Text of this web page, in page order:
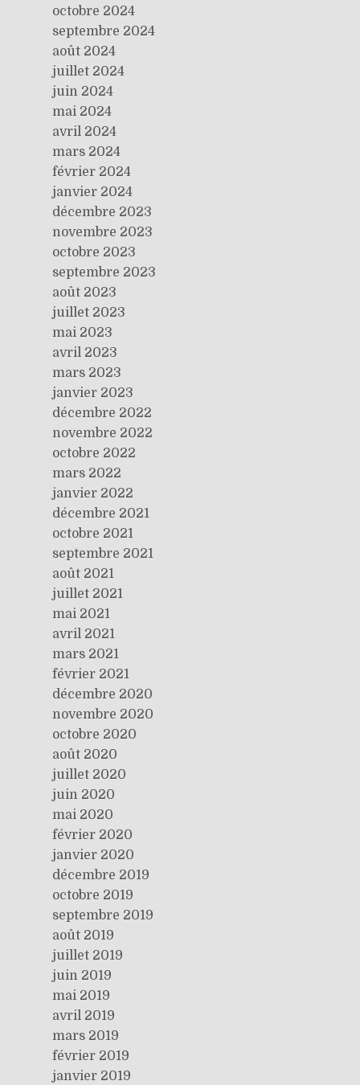
octobre 2024
septembre 2024
août 2024
juillet 2024
juin 2024
mai 2024
avril 2024
mars 2024
février 2024
janvier 2024
décembre 2023
novembre 2023
octobre 2023
septembre 2023
août 2023
juillet 2023
mai 2023
avril 2023
mars 2023
janvier 2023
décembre 2022
novembre 2022
octobre 2022
mars 2022
janvier 2022
décembre 2021
octobre 2021
septembre 2021
août 2021
juillet 2021
mai 2021
avril 2021
mars 2021
février 2021
décembre 2020
novembre 2020
octobre 2020
août 2020
juillet 2020
juin 2020
mai 2020
février 2020
janvier 2020
décembre 2019
octobre 2019
septembre 2019
août 2019
juillet 2019
juin 2019
mai 2019
avril 2019
mars 2019
février 2019
janvier 2019